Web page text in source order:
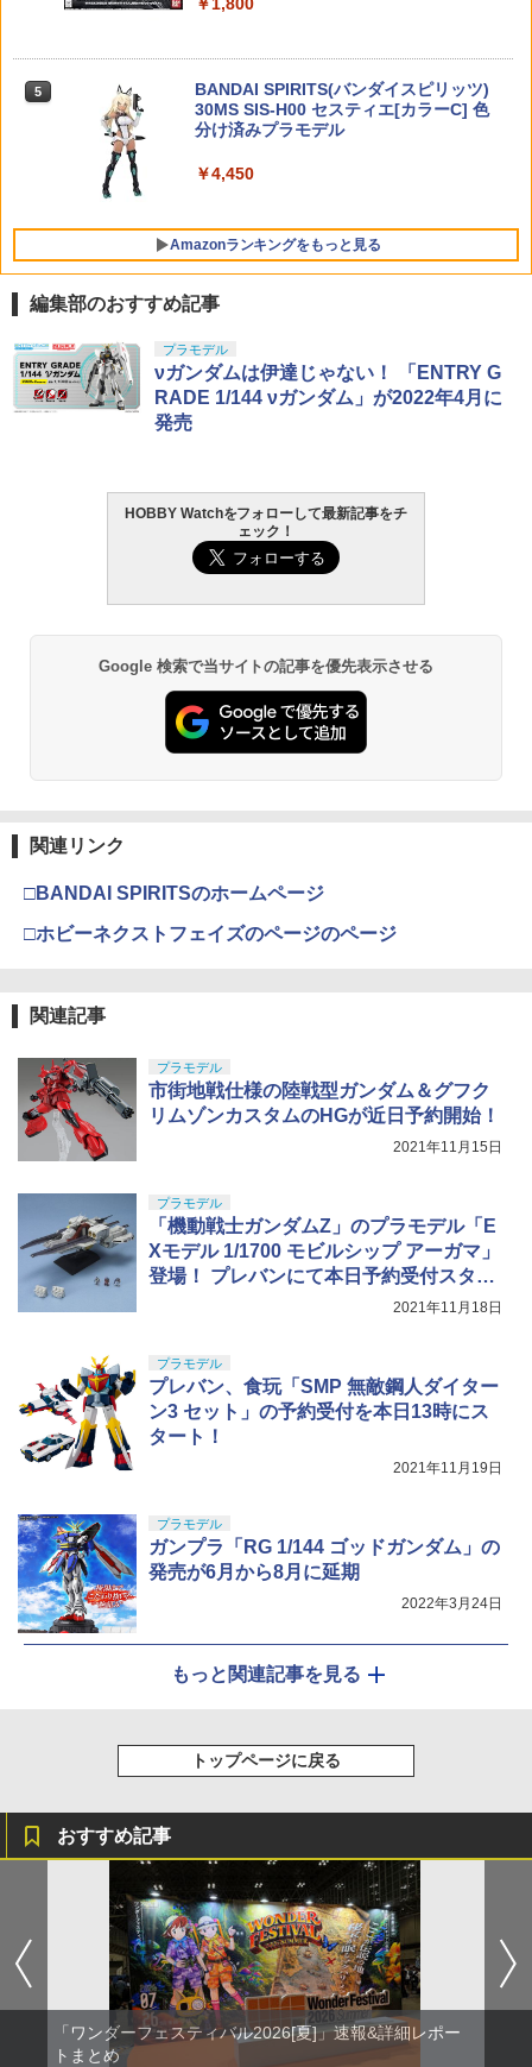
プラモデル
￥1,180
【当店独自で＋P10倍★要エントリー】
品 フィギュア マックスファクトリー(20
250930)
ージングハンドル スモールレバー for T
￥3,700
ボール フライングボール 本物 空飛ぶボ
￥1,580
TAMASHII NATIONS オリジン・オブ・
バルキリー45th Anniv. 約225mm ABS&
￥21,950
5
BANDAI SPIRITS(バンダイスピリッツ)
30MS SIS-H00 セスティエ[カラーC] 色
分け済みプラモデル
￥4,450
Amazonランキングをもっと見る
1
東京マルイ(TOKYO MARUI) No.25 コル
ト ガバメント HG 18歳以上エアーHOP
ハンドガン
東京マルイ (TOKYO MARUI) ガスブロー
バックマシンガン No.14 20式 5.56mm
小銃 18歳以上 ガスブローバック
￥240,000
東京マルイ(TOKYO MARUI) No.21 H&K
USP HG 18歳以上エアーHOPハンドガン
￥3,409
4
￥2,666
5
￥3,815
1
GSIクレオス Mr.トップコート 水性プレ
ミアムトップコートスプレー 光沢 88ml
ホビー用仕上材 B601
LOCTITE(ロックタイト) シールはがし
プレミアム 220ml
タミヤ クラフトツールシリーズ No.123
先細薄刃ニッパー (ゲートカット用) プラ
モデル用工具 74123
8ml ホビー用仕上材 B603
￥710
型用接着剤 87003
￥184
編集部のおすすめ記事
プラモデル
νガンダムは伊達じゃない！ 「ENTRY G
RADE 1/144 νガンダム」が2022年4月に
発売
HOBBY Watchをフォローして最新記事をチ
ェック！
Google 検索で当サイトの記事を優先表示させる
関連リンク
□BANDAI SPIRITSのホームページ
□ホビーネクストフェイズのページのページ
関連記事
プラモデル
市街地戦仕様の陸戦型ガンダム＆グフク
リムゾンカスタムのHGが近日予約開始！
2021年11月15日
プラモデル
「機動戦士ガンダムZ」のプラモデル「E
Xモデル 1/1700 モビルシップ アーガマ」
登場！ プレバンにて本日予約受付スター
2021年11月18日
プラモデル
プレバン、食玩「SMP 無敵鋼人ダイター
ン3 セット」の予約受付を本日13時にス
タート！
2021年11月19日
プラモデル
ガンプラ「RG 1/144 ゴッドガンダム」の
発売が6月から8月に延期
2022年3月24日
もっと関連記事を見る
トップページに戻る
おすすめ記事
「ワンダーフェスティバル2026[夏]」速報&詳細レポー
トまとめ